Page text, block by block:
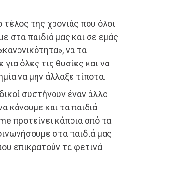
της χρονιάς που όλοι
στα παιδιά μας και σε εμάς
να τα
όλες τις θυσίες και να
να μην άλλαξε τίποτα.
συστήνουν έναν άλλο
κάνουμε και τα παιδιά
προτείνει κάποια από τα
στα παιδιά μας
επικρατούν τα φετινά